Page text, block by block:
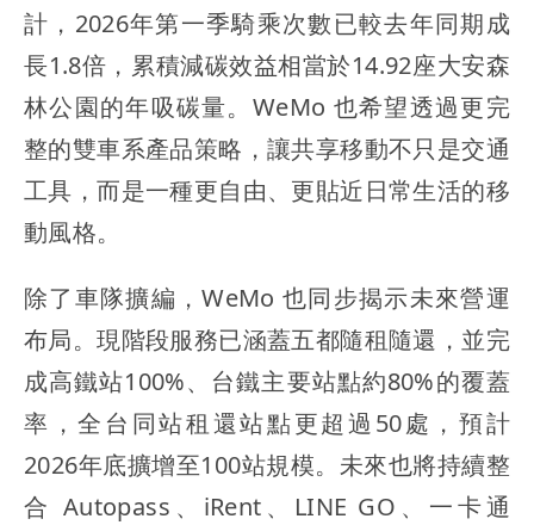
計，2026年第一季騎乘次數已較去年同期成
長1.8倍，累積減碳效益相當於14.92座大安森
林公園的年吸碳量。WeMo 也希望透過更完
整的雙車系產品策略，讓共享移動不只是交通
工具，而是一種更自由、更貼近日常生活的移
動風格。
除了車隊擴編，WeMo 也同步揭示未來營運
布局。現階段服務已涵蓋五都隨租隨還，並完
成高鐵站100%、台鐵主要站點約80%的覆蓋
率，全台同站租還站點更超過50處，預計
2026年底擴增至100站規模。未來也將持續整
合 Autopass、iRent、LINE GO、一卡通